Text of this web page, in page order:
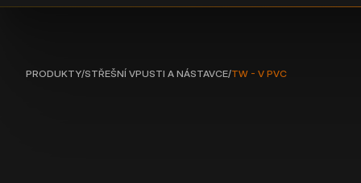
PRODUKTY/STŘEŠNÍ VPUSTI A NÁSTAVCE/TW - V PVC